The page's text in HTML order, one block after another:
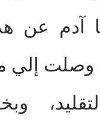
آدم عن
وصلت